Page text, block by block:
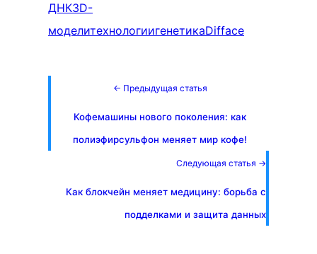
ДНК3D-
моделитехнологиигенетикаDifface
← Предыдущая статья
Кофемашины нового поколения: как
полиэфирсульфон меняет мир кофе!
Следующая статья →
Как блокчейн меняет медицину: борьба с
подделками и защита данных